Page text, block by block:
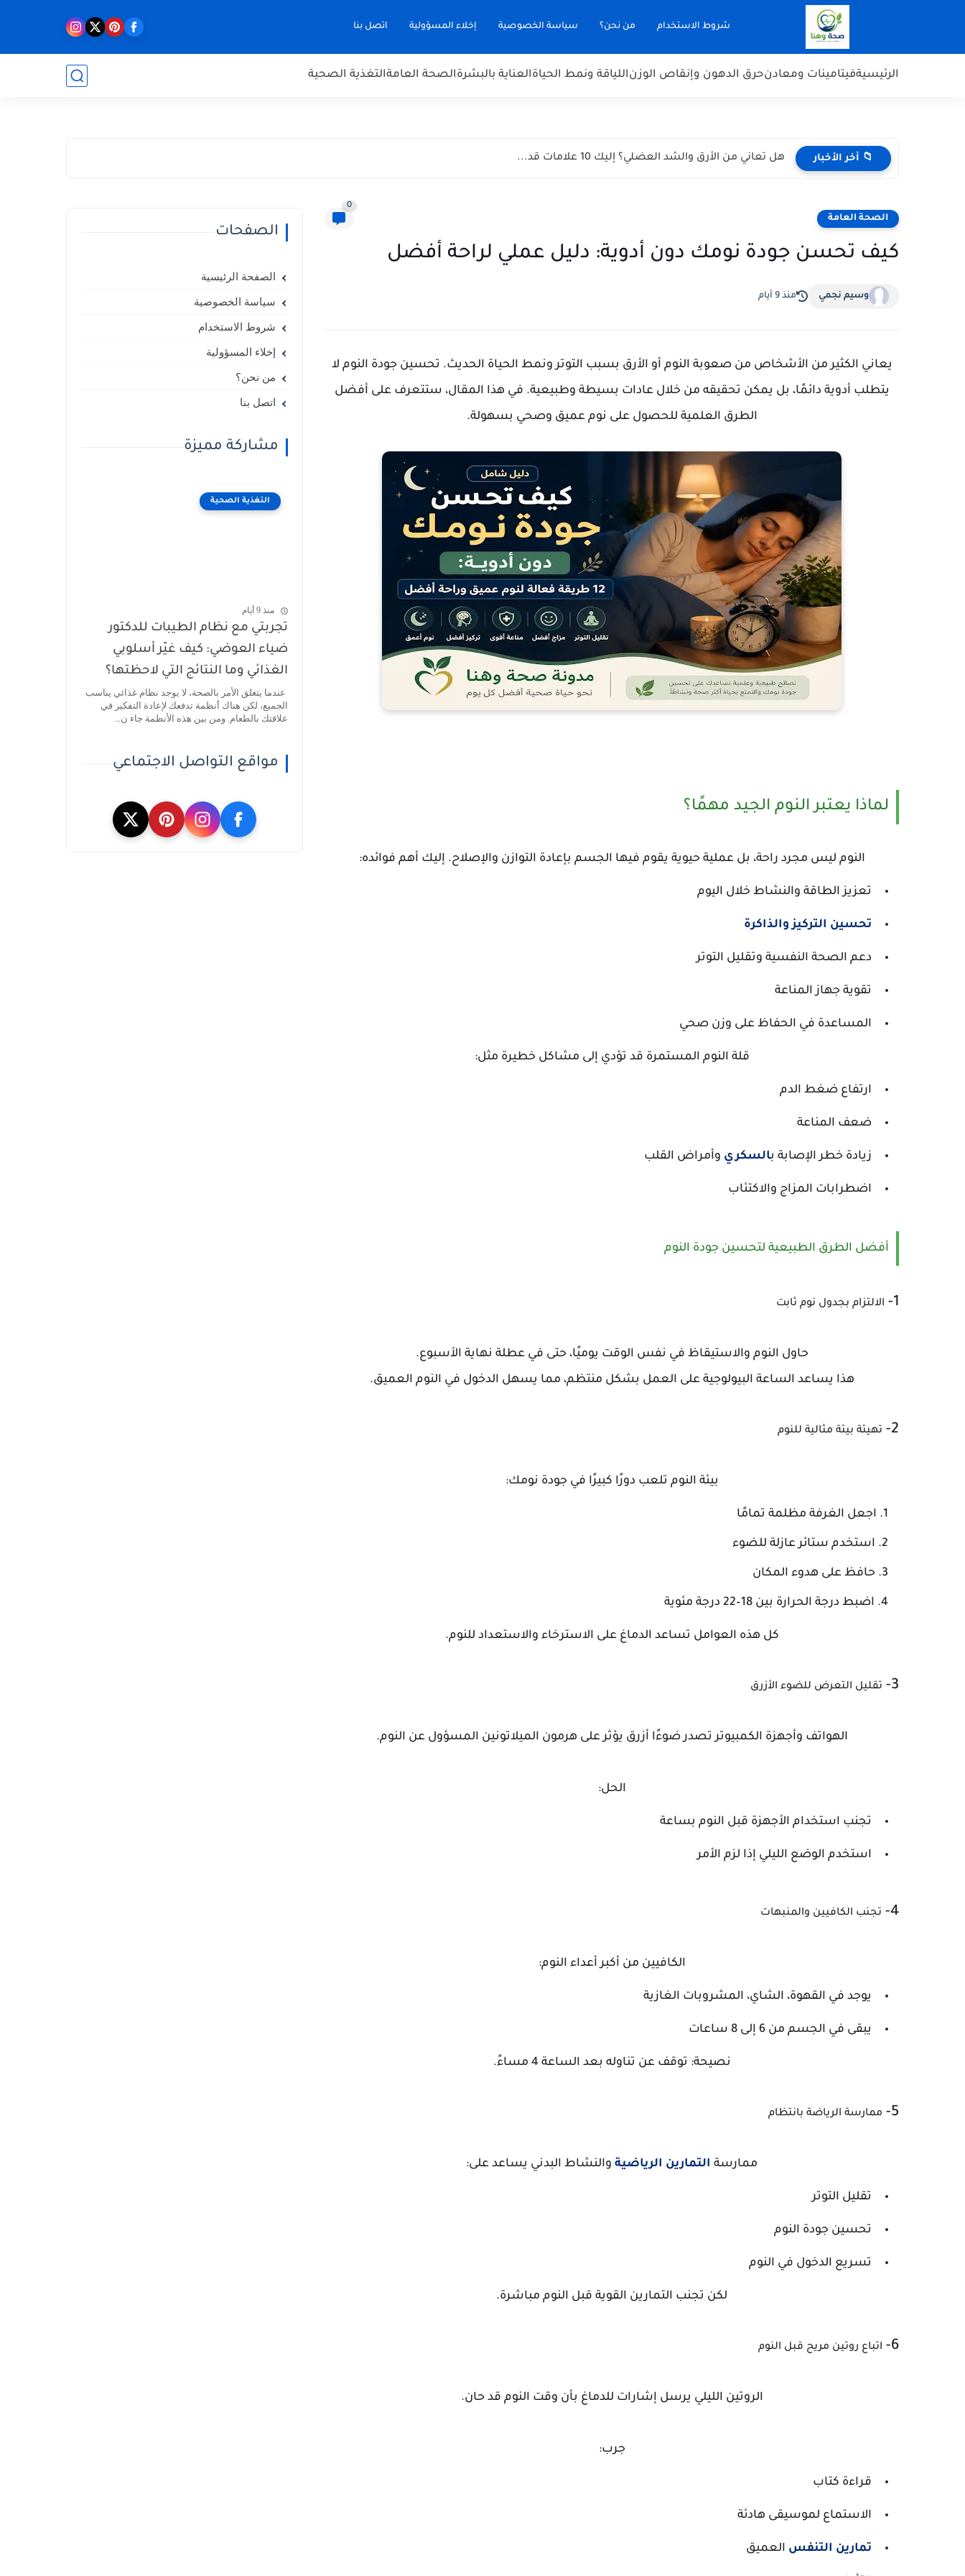
شروط الاستخدام من نحن؟ سياسة الخصوصية إخلاء المسؤولية اتصل بنا
الرئيسيةفيتامينات ومعادنحرق الدهون وإنقاص الوزناللياقة ونمط الحياةالعناية بالبشرةالصحة العامةالتغذية الصحية
📁 آخر الأخبار هل تعاني من الأرق والشد العضلي؟ إليك 10 علامات قد...
الصحة العامة
0
كيف تحسن جودة نومك دون أدوية: دليل عملي لراحة أفضل
وسيم نجمي منذ 9 أيام
يعاني الكثير من الأشخاص من صعوبة النوم أو الأرق بسبب التوتر ونمط الحياة الحديث. تحسين جودة النوم لا
يتطلب أدوية دائمًا، بل يمكن تحقيقه من خلال عادات بسيطة وطبيعية. في هذا المقال، ستتعرف على أفضل
الطرق العلمية للحصول على نوم عميق وصحي بسهولة.
لماذا يعتبر النوم الجيد مهمًا؟
النوم ليس مجرد راحة، بل عملية حيوية يقوم فيها الجسم بإعادة التوازن والإصلاح. إليك أهم فوائده:
تعزيز الطاقة والنشاط خلال اليوم
تحسين التركيز والذاكرة
دعم الصحة النفسية وتقليل التوتر
تقوية جهاز المناعة
المساعدة في الحفاظ على وزن صحي
قلة النوم المستمرة قد تؤدي إلى مشاكل خطيرة مثل:
ارتفاع ضغط الدم
ضعف المناعة
زيادة خطر الإصابة بالسكري وأمراض القلب
اضطرابات المزاج والاكتئاب
أفضل الطرق الطبيعية لتحسين جودة النوم
1- الالتزام بجدول نوم ثابت
حاول النوم والاستيقاظ في نفس الوقت يوميًا، حتى في عطلة نهاية الأسبوع.
هذا يساعد الساعة البيولوجية على العمل بشكل منتظم، مما يسهل الدخول في النوم العميق.
2- تهيئة بيئة مثالية للنوم
بيئة النوم تلعب دورًا كبيرًا في جودة نومك:
اجعل الغرفة مظلمة تمامًا
استخدم ستائر عازلة للضوء
حافظ على هدوء المكان
اضبط درجة الحرارة بين 18–22 درجة مئوية
كل هذه العوامل تساعد الدماغ على الاسترخاء والاستعداد للنوم.
3- تقليل التعرض للضوء الأزرق
الهواتف وأجهزة الكمبيوتر تصدر ضوءًا أزرق يؤثر على هرمون الميلاتونين المسؤول عن النوم.
الحل:
تجنب استخدام الأجهزة قبل النوم بساعة
استخدم الوضع الليلي إذا لزم الأمر
4- تجنب الكافيين والمنبهات
الكافيين من أكبر أعداء النوم:
يوجد في القهوة، الشاي، المشروبات الغازية
يبقى في الجسم من 6 إلى 8 ساعات
نصيحة: توقف عن تناوله بعد الساعة 4 مساءً.
5- ممارسة الرياضة بانتظام
ممارسة التمارين الرياضية والنشاط البدني يساعد على:
تقليل التوتر
تحسين جودة النوم
تسريع الدخول في النوم
لكن تجنب التمارين القوية قبل النوم مباشرة.
6- اتباع روتين مريح قبل النوم
الروتين الليلي يرسل إشارات للدماغ بأن وقت النوم قد حان.
جرب:
قراءة كتاب
الاستماع لموسيقى هادئة
تمارين التنفس العميق
الصفحات
الصفحة الرئيسية
سياسة الخصوصية
شروط الاستخدام
إخلاء المسؤولية
من نحن؟
اتصل بنا
مشاركة مميزة
التغذية الصحية
منذ 9 أيام
تجربتي مع نظام الطيبات للدكتور
ضياء العوضي: كيف غيّر أسلوبي
الغذائي وما النتائج التي لاحظتها؟
عندما يتعلق الأمر بالصحة، لا يوجد نظام غذائي يناسب
الجميع، لكن هناك أنظمة تدفعك لإعادة التفكير في
علاقتك بالطعام. ومن بين هذه الأنظمة جاء ن...
مواقع التواصل الاجتماعي